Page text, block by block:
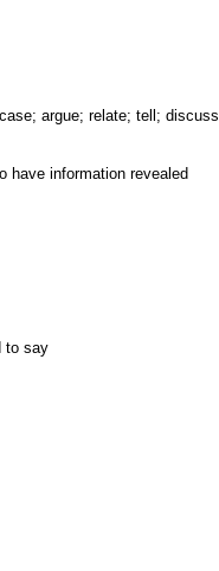
argue; relate; tell; discuss
information revealed
to say